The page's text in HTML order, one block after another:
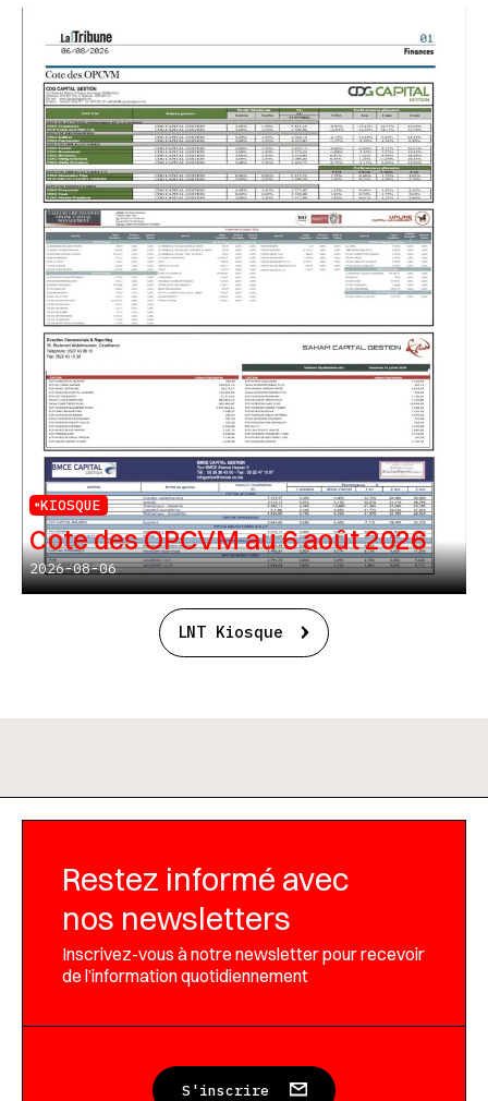
KIOSQUE
Cote des OPCVM au 6 août 2026
2026-08-06
LNT Kiosque
Restez informé avec
nos newsletters
Inscrivez-vous à notre newsletter pour recevoir
de l’information quotidiennement
S'inscrire